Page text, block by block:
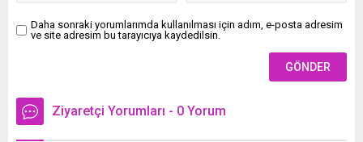
Daha sonraki yorumlarımda kullanılması için adım, e-posta adresim
ve site adresim bu tarayıcıya kaydedilsin.
Ziyaretçi Yorumları - 0 Yorum